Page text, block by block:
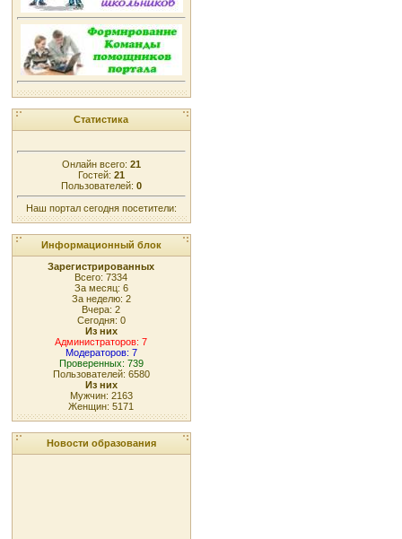
Статистика
Онлайн всего: 21
Гостей: 21
Пользователей: 0
Наш портал сегодня посетители:
Информационный блок
Зарегистрированных
Всего: 7334
За месяц: 6
За неделю: 2
Вчера: 2
Сегодня: 0
Из них
Администраторов: 7
Модераторов: 7
Проверенных: 739
Пользователей: 6580
Из них
Мужчин: 2163
Женщин: 5171
Новости образования